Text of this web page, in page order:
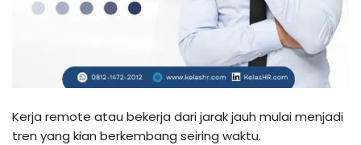
Kerja remote atau bekerja dari jarak jauh mulai menjadi
tren yang kian berkembang seiring waktu.